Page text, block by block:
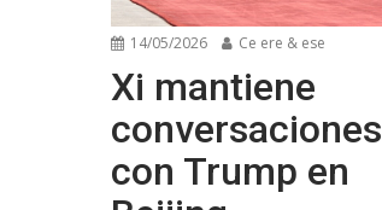
14/05/2026 Ce ere & ese
Xi mantiene
conversaciones
con Trump en